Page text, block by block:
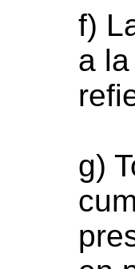
f)
a
g)